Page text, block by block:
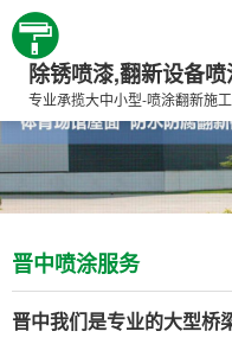
除锈喷漆,翻新设备
专业承揽大中小型-喷涂翻新施
晋中喷涂服务
晋中我们是专业的大型桥梁